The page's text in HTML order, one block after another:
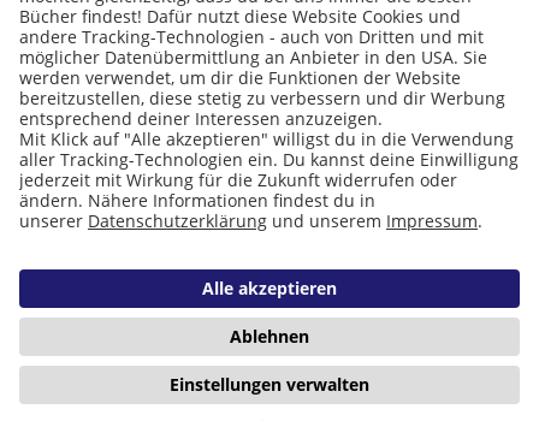
Stiftung Lesen
IMPRESSUM
COOKIES
Copyright © 2026 Leseliebe